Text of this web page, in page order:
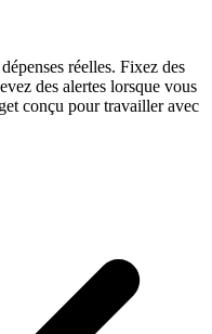
réelles. Fixez des
des alertes lorsque vous
conçu pour travailler avec